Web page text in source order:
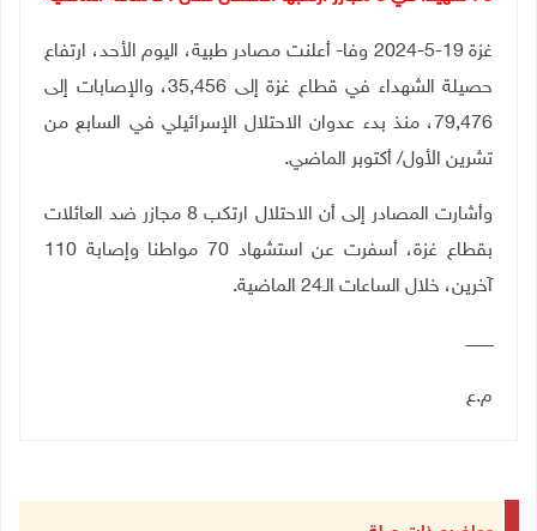
غزة 19-5-2024 وفا- أعلنت مصادر طبية، اليوم الأحد، ارتفاع
حصيلة الشهداء في قطاع غزة إلى 35,456، والإصابات إلى
79,476، منذ بدء عدوان الاحتلال الإسرائيلي في السابع من
تشرين الأول/ أكتوبر الماضي.
وأشارت المصادر إلى أن الاحتلال ارتكب 8 مجازر ضد العائلات
بقطاع غزة، أسفرت عن استشهاد 70
مواطنا وإصابة 110
آخرين، خلال الساعات الـ24 الماضية.
ـــــــــــ
م.ع